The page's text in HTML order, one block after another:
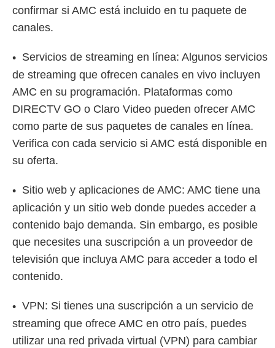
confirmar si AMC está incluido en tu paquete de
canales.
Servicios de streaming en línea: Algunos servicios
de streaming que ofrecen canales en vivo incluyen
AMC en su programación. Plataformas como
DIRECTV GO o Claro Video pueden ofrecer AMC
como parte de sus paquetes de canales en línea.
Verifica con cada servicio si AMC está disponible en
su oferta.
Sitio web y aplicaciones de AMC: AMC tiene una
aplicación y un sitio web donde puedes acceder a
contenido bajo demanda. Sin embargo, es posible
que necesites una suscripción a un proveedor de
televisión que incluya AMC para acceder a todo el
contenido.
VPN: Si tienes una suscripción a un servicio de
streaming que ofrece AMC en otro país, puedes
utilizar una red privada virtual (VPN) para cambiar